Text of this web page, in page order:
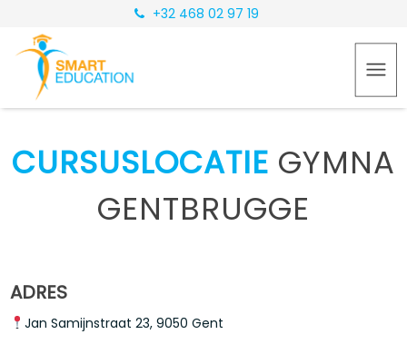
+32 468 02 97 19
CURSUSLOCATIE GYMNA
GENTBRUGGE
ADRES
Jan Samijnstraat 23, 9050 Gent